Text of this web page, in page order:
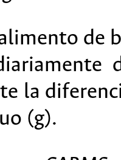
de
la
(g).